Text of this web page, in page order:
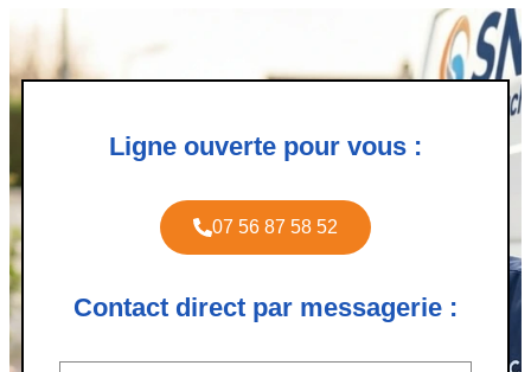
Ligne ouverte pour vous :
07 56 87 58 52
Contact direct par messagerie :